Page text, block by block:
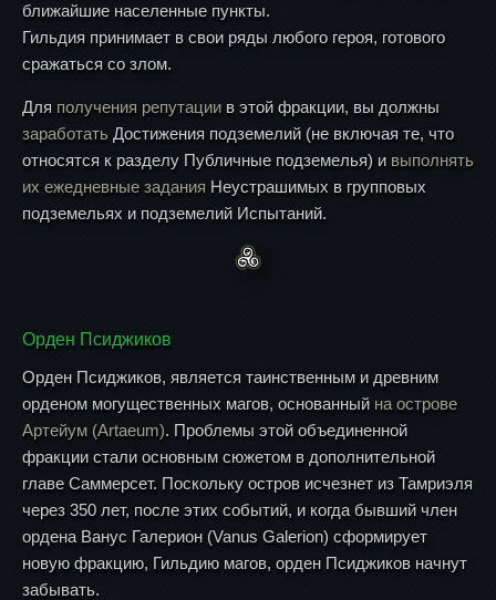
ближайшие населенные пункты.
Гильдия принимает в свои ряды любого героя, готового
сражаться со злом.
Для получения репутации в этой фракции, вы должны
заработать Достижения подземелий (не включая те, что
относятся к разделу Публичные подземелья) и выполнять
их ежедневные задания Неустрашимых в групповых
подземельях и подземелий Испытаний.
Орден Псиджиков
Орден Псиджиков, является таинственным и древним
орденом могущественных магов, основанный на острове
Артейум (Artaeum). Проблемы этой объединенной
фракции стали основным сюжетом в дополнительной
главе Саммерсет. Поскольку остров исчезнет из Тамриэля
через 350 лет, после этих событий, и когда бывший член
ордена Ванус Галерион (Vanus Galerion) сформирует
новую фракцию, Гильдию магов, орден Псиджиков начнут
забывать.